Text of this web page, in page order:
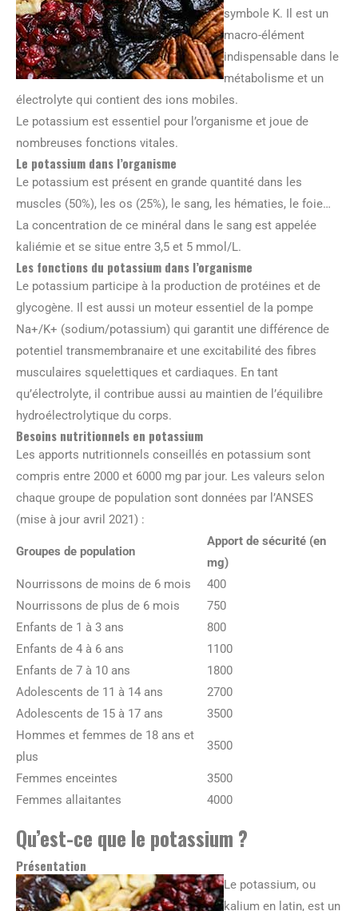
symbole K. Il est un
macro-élément
indispensable dans le
métabolisme et un
électrolyte qui contient des ions mobiles.
Le potassium est essentiel pour l’organisme et joue de
nombreuses fonctions vitales.
Le potassium dans l’organisme
Le potassium est présent en grande quantité dans les
muscles (50%), les os (25%), le sang, les hématies, le foie…
La concentration de ce minéral dans le sang est appelée
kaliémie et se situe entre 3,5 et 5 mmol/L.
Les fonctions du potassium dans l’organisme
Le potassium participe à la production de protéines et de
glycogène. Il est aussi un moteur essentiel de la pompe
Na+/K+ (sodium/potassium) qui garantit une différence de
potentiel transmembranaire et une excitabilité des fibres
musculaires squelettiques et cardiaques. En tant
qu’électrolyte, il contribue aussi au maintien de l’équilibre
hydroélectrolytique du corps.
Besoins nutritionnels en potassium
Les apports nutritionnels conseillés en potassium sont
compris entre 2000 et 6000 mg par jour. Les valeurs selon
chaque groupe de population sont données par l’ANSES
(mise à jour avril 2021) :
Groupes de population
Apport de sécurité (en
mg)
Nourrissons de moins de 6 mois
400
Nourrissons de plus de 6 mois
750
Enfants de 1 à 3 ans
800
Enfants de 4 à 6 ans
1100
Enfants de 7 à 10 ans
1800
Adolescents de 11 à 14 ans
2700
Adolescents de 15 à 17 ans
3500
Hommes et femmes de 18 ans et
plus
3500
Femmes enceintes
3500
Femmes allaitantes
4000
Qu’est-ce que le potassium ?
Présentation
Le potassium, ou
kalium en latin, est un